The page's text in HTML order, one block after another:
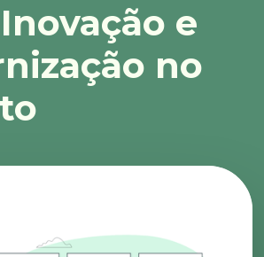
e
no